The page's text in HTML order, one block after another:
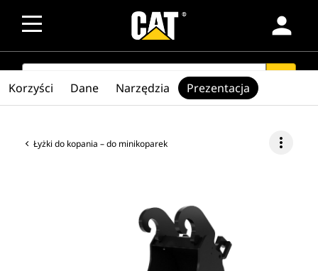
person
SEARCH
Łyżki do kopania – do minikoparek more_vert
Korzyści Dane Narzędzia Prezentacja